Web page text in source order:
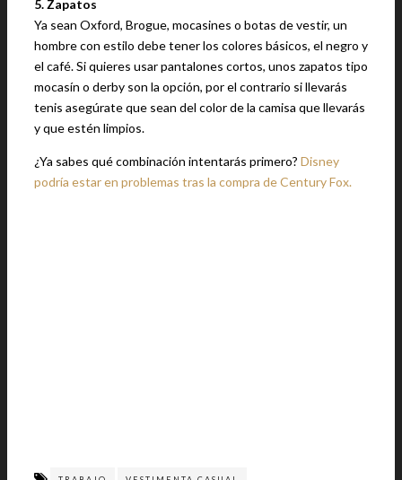
5. Zapatos
Ya sean Oxford, Brogue, mocasines o botas de vestir, un
hombre con estilo debe tener los colores básicos, el negro y
el café. Si quieres usar pantalones cortos, unos zapatos tipo
mocasín o derby son la opción, por el contrario si llevarás
tenis asegúrate que sean del color de la camisa que llevarás
y que estén limpios.
¿Ya sabes qué combinación intentarás primero? Disney
podría estar en problemas tras la compra de Century Fox.